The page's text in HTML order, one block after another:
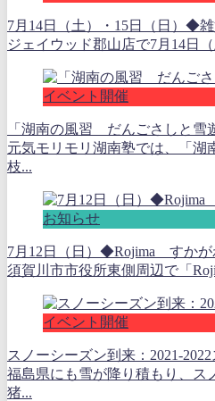
7月14日（土）・15日（日）◆
ジェイウッド郡山店で7月14日
イベント開催
「湖南の風習 だんごさしと雪
元気モリモリ湖南塾では、「
枝...
お知らせ
7月12日（日）◆Rojima すかが
須賀川市市役所東側周辺で「
イベント開催
スノーシーズン到来：2021-
福島県にも雪が降り積もり、ス
猪...